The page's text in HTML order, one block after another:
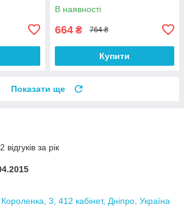
В наявності
664 ₴ 764 ₴
Купити
Показати ще
за рік
3, 412 кабінет, Дніпро, Україна